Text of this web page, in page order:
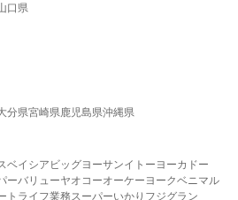
口県
分県宮崎県鹿児島県沖縄県
ベイシア ビッグヨーサンイトーヨーカドー
ーバリューヤオコーオーケー ヨークベニマル
ト ライフ業務スーパーいかり フジグラン